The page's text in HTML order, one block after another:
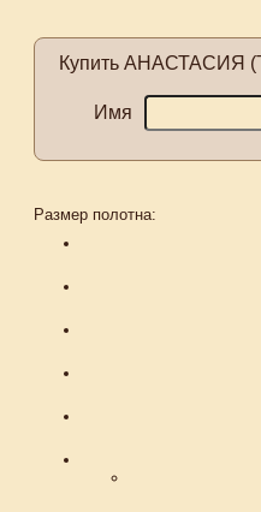
Купить АНАСТАСИЯ
Имя
Размер полотна: